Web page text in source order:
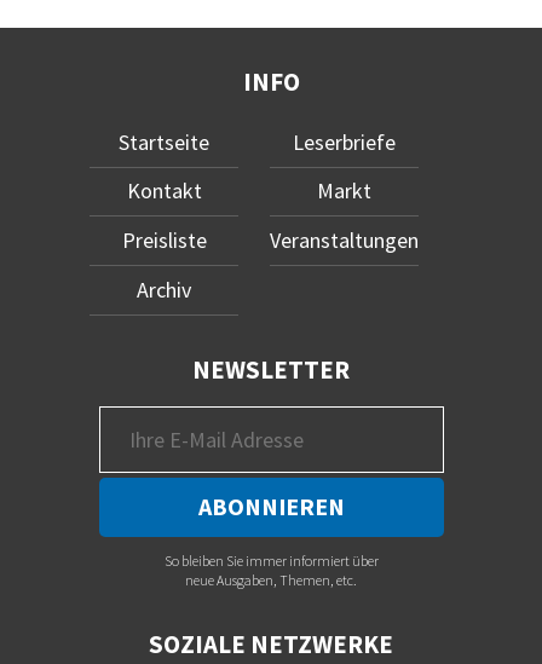
INFO
Startseite
Kontakt
Preisliste
Archiv
Leserbriefe
Markt
Veranstaltungen
NEWSLETTER
So bleiben Sie immer informiert über
neue Ausgaben, Themen, etc.
SOZIALE NETZWERKE